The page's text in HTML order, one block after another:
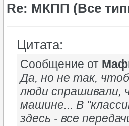
Re: МКПП (Все
Цитата:
Сообщение от
Да, но не так,
люди спрашивали,
машине... В
здесь - все